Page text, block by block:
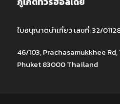
ใบอนุญาตนำเที่ยว เลขที่: 32/
46/103, Prachasamukkhee
Phuket 83000 Thailand